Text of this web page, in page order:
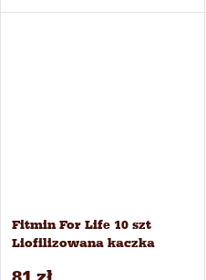
karmy, 2 rodzaje mokrej karmy
Fitmin For Life 10 szt
Liofilizowana kaczka